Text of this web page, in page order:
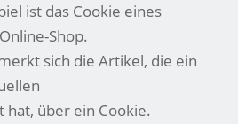
ist das Cookie eines
Shop.
sich die Artikel, die ein
hat, über ein Cookie.